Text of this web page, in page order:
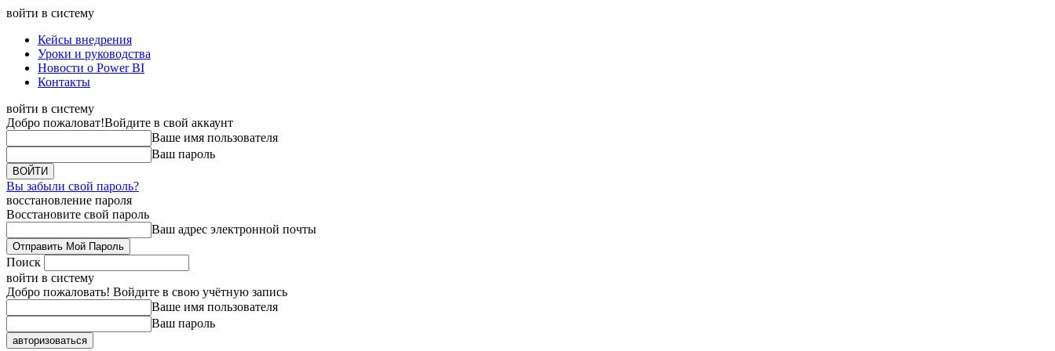
войти в систему
Кейсы внедрения
Уроки и руководства
Новости о Power BI
Контакты
войти в систему
Добро пожаловат!Войдите в свой аккаунт
Ваше имя пользователя
Ваш пароль
Вы забыли свой пароль?
восстановление пароля
Восстановите свой пароль
Ваш адрес электронной почты
Поиск
войти в систему
Добро пожаловать! Войдите в свою учётную запись
Ваше имя пользователя
Ваш пароль